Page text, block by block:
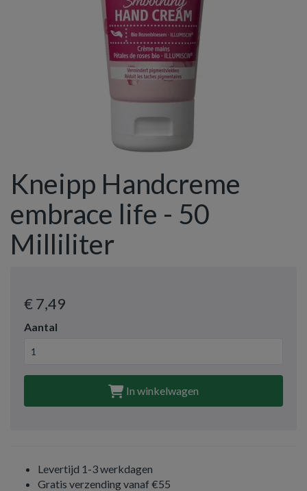
Kneipp Handcreme
embrace life - 50
Milliliter
€ 7,49
Aantal
In winkelwagen
Levertijd 1-3 werkdagen
Gratis verzending vanaf €55